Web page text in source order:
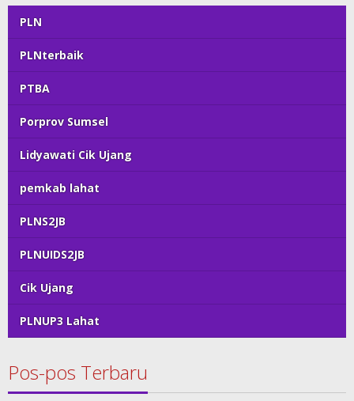
PLN
PLNterbaik
PTBA
Porprov Sumsel
Lidyawati Cik Ujang
pemkab lahat
PLNS2JB
PLNUIDS2JB
Cik Ujang
PLNUP3 Lahat
Pos-pos Terbaru